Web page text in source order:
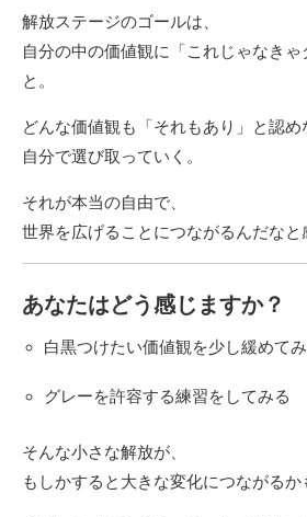
解放ステージのゴールは、
自分の中の価値観に「これじゃなきゃ
と。
どんな価値観も「それもあり」と認め
自分で選び取っていく。
それが本当の自由で、
世界を広げることにつながるんだなと
あなたはどう感じますか？
白黒つけたい価値観を少し緩めて
グレーを許容する練習をしてみる
そんな小さな解放が、
もしかすると大きな変化につながるか